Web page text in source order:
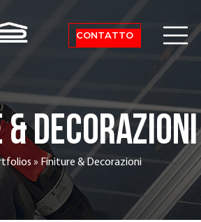
CONTATTO
Decorazioni
» Finiture & Decorazioni